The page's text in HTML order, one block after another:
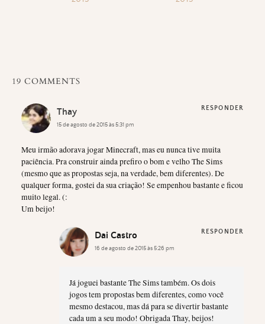
19 COMMENTS
Thay
15 de agosto de 2015 às 5:31 pm
Meu irmão adorava jogar Minecraft, mas eu nunca tive muita
paciência. Pra construir ainda prefiro o bom e velho The Sims
(mesmo que as propostas seja, na verdade, bem diferentes). De
qualquer forma, gostei da sua criação! Se empenhou bastante e ficou
muito legal. (:
Um beijo!
RESPONDER
Dai Castro
16 de agosto de 2015 às 5:26 pm
Já joguei bastante The Sims também. Os dois
jogos tem propostas bem diferentes, como você
mesmo destacou, mas dá para se divertir bastante
cada um a seu modo! Obrigada Thay, beijos!
RESPONDER